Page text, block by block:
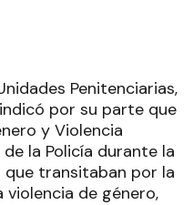
Penitenciarias,
por su parte que
y Violencia
la Policía durante la
transitaban por la
de género,